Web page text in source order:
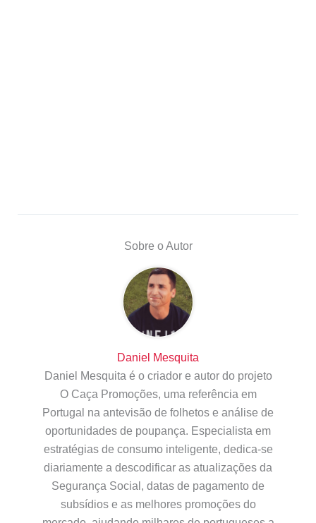
Sobre o Autor
Daniel Mesquita
Daniel Mesquita é o criador e autor do projeto
O Caça Promoções, uma referência em
Portugal na antevisão de folhetos e análise de
oportunidades de poupança. Especialista em
estratégias de consumo inteligente, dedica-se
diariamente a descodificar as atualizações da
Segurança Social, datas de pagamento de
subsídios e as melhores promoções do